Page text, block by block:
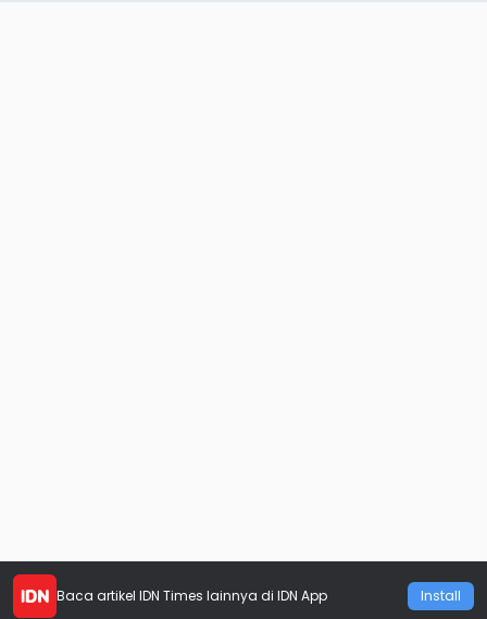
Baca artikel IDN Times lainnya di IDN App Install